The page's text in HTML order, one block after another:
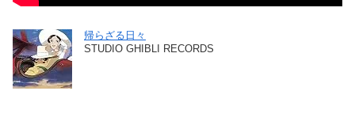
帰らざる日々
STUDIO GHIBLI RECORDS